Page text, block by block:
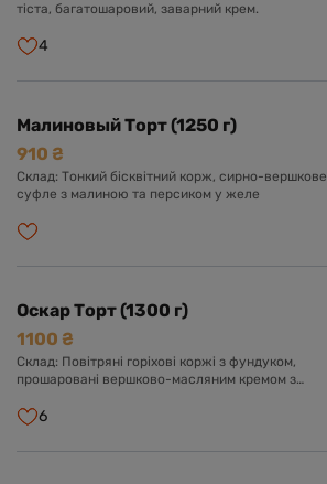
тіста, багатошаровий, заварний крем.
4
Малиновый Торт (1250 г)
910 ₴
Склад: Тонкий бісквітний корж, сирно-вершкове
суфле з малиною та персиком у желе
Оскар Торт (1300 г)
1100 ₴
Склад: Повітряні горіхові коржі з фундуком,
прошаровані вершково-масляним кремом з
Оформлений кремом, шоколадною глазур'ю та
6